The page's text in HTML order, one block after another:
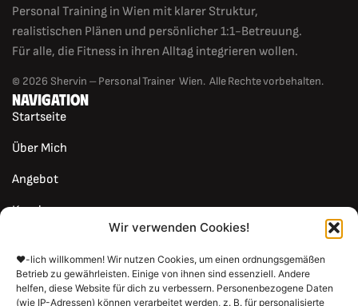
Wir verwenden Cookies!
❤️-lich willkommen! Wir nutzen Cookies, um einen ordnungsgemäßen
Betrieb zu gewährleisten. Einige von ihnen sind essenziell. Andere
helfen, diese Website für dich zu verbessern. Personenbezogene Daten
(wie IP-Adressen) können verarbeitet werden, z. B. für personalisierte
Personal Training in Wien mit klarer Struktur,
realistischen Plänen und persönlicher 1:1-Betreuung.
Für alle, die Fitness in ihren Alltag integrieren wollen.
© 2026 Shervin – Personal Trainer Wien. Alle Rechte vorbehalten.
NAVIGATION
Startseite
Über Mich
Angebot
Kunden
Kontakt